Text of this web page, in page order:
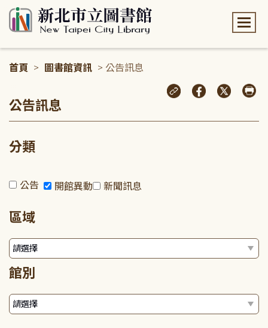
首頁 > 圖書館資訊 > 公告訊息
公告訊息
分類
公告 開館異動 新聞訊息
區域
館別